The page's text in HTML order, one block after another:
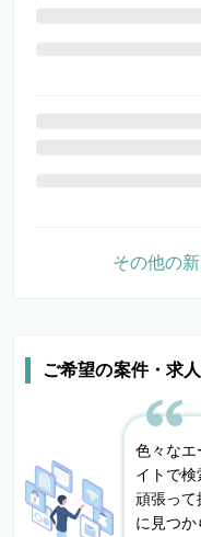
ご希望の案件・求
色々な
イトで検
頑張っ
に見つか
その他の